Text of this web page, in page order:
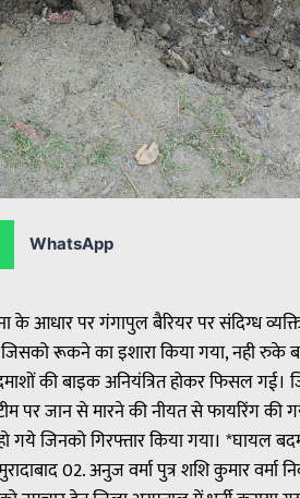
WhatsApp
के आधार पर गंगापुल बैरियर पर संदिग्ध
रूकने का इशारा किया गया, नही रुके
की बाइक अनियंत्रित होकर फिसल गई।
जान से मारने की नीयत से फायरिंग की
जिनको गिरफ्तार किया गया। *घायल
02. अनुज वर्मा पुत्र शशि कुमार वर्मा